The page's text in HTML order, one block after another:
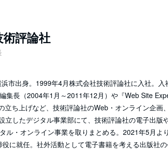
評論社
市出身。1999年4月株式会社技術評論社に入社。
集長（2004年1月～2011年12月）や『Web Site
立ち上げなど、技術評論社のWeb・オンライン企画
立したデジタル事業部にて、技術評論社の電子出版
ル・オンライン事業を取りまとめる。2021年5月よ
に就任。社外活動として電子書籍を考える出版社